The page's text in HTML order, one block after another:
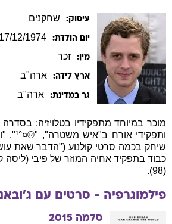
עיסוק: שחקנים
יום הולדת: 17/12/1974
מין: זכר
ארץ לידה: ארה"ב
גר במדינת: ארה"ב
שיחק בכמה סרטי קולנוע ("הדבר שאת
כבוד בתפקיד אחיה המוזר של פיבי
(98).
פילמוגרפיה - סרטים עם
סלמה 2015